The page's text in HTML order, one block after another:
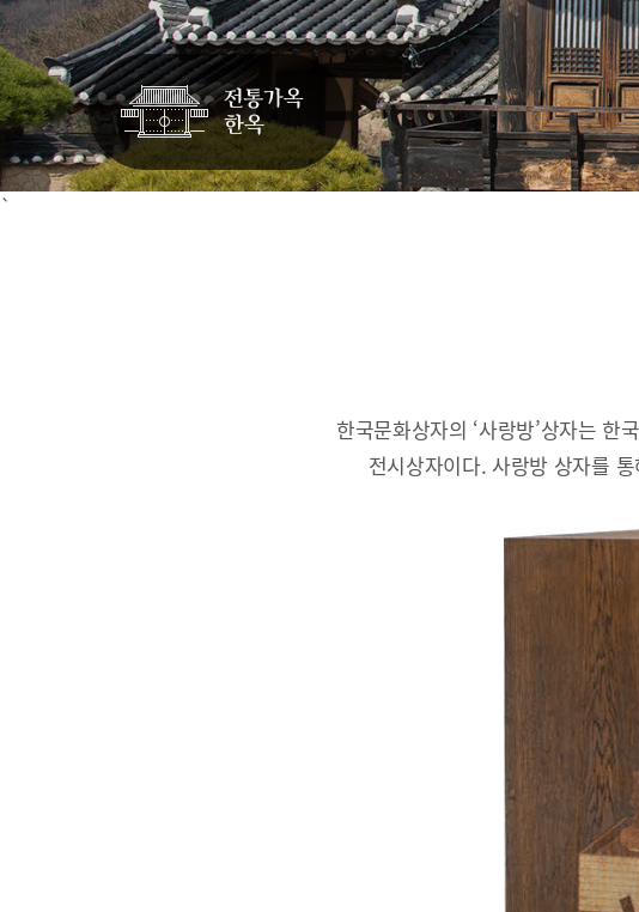
`
한국문화상자의 ‘사랑방’상자는
전시상자이다. 사랑방 상자를